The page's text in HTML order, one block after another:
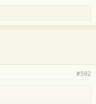
#592